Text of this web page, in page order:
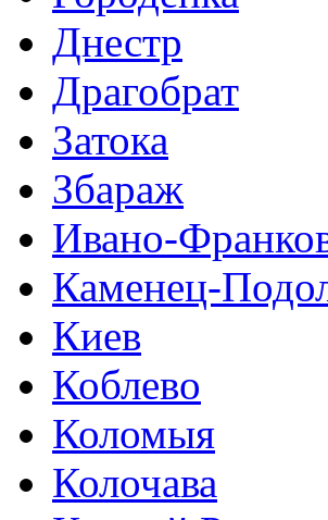
Днестр
Драгобрат
Затока
Збараж
Ивано-
Каменец-
Киев
Коблево
Коломыя
Колочава